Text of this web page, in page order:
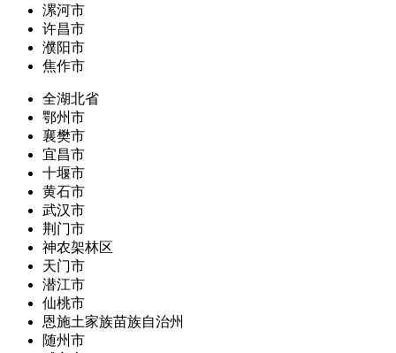
漯河市
许昌市
濮阳市
焦作市
全湖北省
鄂州市
襄樊市
宜昌市
十堰市
黄石市
武汉市
荆门市
神农架林区
天门市
潜江市
仙桃市
恩施土家族苗族自治州
随州市